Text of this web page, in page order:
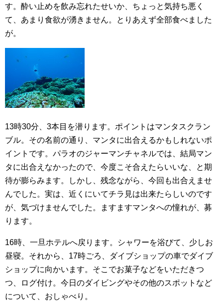
す。酔い止めを飲み忘れたせいか、ちょっと気持ち悪く
て、あまり食欲が湧きません。とりあえず全部食べました
が。
13時30分、3本目を潜ります。ポイントはマンタスクラン
ブル。その名前の通り、マンタに出合えるかもしれないポ
イントです。パラオのジャーマンチャネルでは、結局マン
タに出合えなかったので、今度こそ合えたらいいな、と期
待が膨らみます。しかし、残念ながら、今回も出合えませ
んでした。実は、近くにいてチラ見は出来たらしいのです
が、気づけませんでした。ますますマンタへの憧れが、募
ります。
16時、一旦ホテルへ戻ります。シャワーを浴びて、少しお
昼寝。それから、17時ごろ、ダイブショップの車でダイブ
ショップに向かいます。そこでお菓子などをいただきつ
つ、ログ付け。今日のダイビングやその他のスポットなど
について、おしゃべり。